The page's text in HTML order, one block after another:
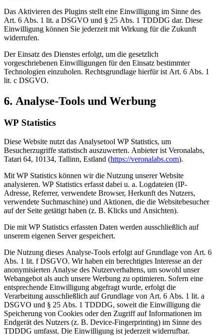
Das Aktivieren des Plugins stellt eine Einwilligung im Sinne des
Art. 6 Abs. 1 lit. a DSGVO und § 25 Abs. 1 TDDDG dar. Diese
Einwilligung können Sie jederzeit mit Wirkung für die Zukunft
widerrufen.
Der Einsatz des Dienstes erfolgt, um die gesetzlich
vorgeschriebenen Einwilligungen für den Einsatz bestimmter
Technologien einzuholen. Rechtsgrundlage hierfür ist Art. 6 Abs. 1
lit. c DSGVO.
6. Analyse-Tools und Werbung
WP Statistics
Diese Website nutzt das Analysetool WP Statistics, um
Besucherzugriffe statistisch auszuwerten. Anbieter ist Veronalabs,
Tatari 64, 10134, Tallinn, Estland (https://veronalabs.com).
Mit WP Statistics können wir die Nutzung unserer Website
analysieren. WP Statistics erfasst dabei u. a. Logdateien (IP-
Adresse, Referrer, verwendete Browser, Herkunft des Nutzers,
verwendete Suchmaschine) und Aktionen, die die Websitebesucher
auf der Seite getätigt haben (z. B. Klicks und Ansichten).
Die mit WP Statistics erfassten Daten werden ausschließlich auf
unserem eigenen Server gespeichert.
Die Nutzung dieses Analyse-Tools erfolgt auf Grundlage von Art. 6
Abs. 1 lit. f DSGVO. Wir haben ein berechtigtes Interesse an der
anonymisierten Analyse des Nutzerverhaltens, um sowohl unser
Webangebot als auch unsere Werbung zu optimieren. Sofern eine
entsprechende Einwilligung abgefragt wurde, erfolgt die
Verarbeitung ausschließlich auf Grundlage von Art. 6 Abs. 1 lit. a
DSGVO und § 25 Abs. 1 TDDDG, soweit die Einwilligung die
Speicherung von Cookies oder den Zugriff auf Informationen im
Endgerät des Nutzers (z. B. Device-Fingerprinting) im Sinne des
TDDDG umfasst. Die Einwilligung ist jederzeit widerrufbar.